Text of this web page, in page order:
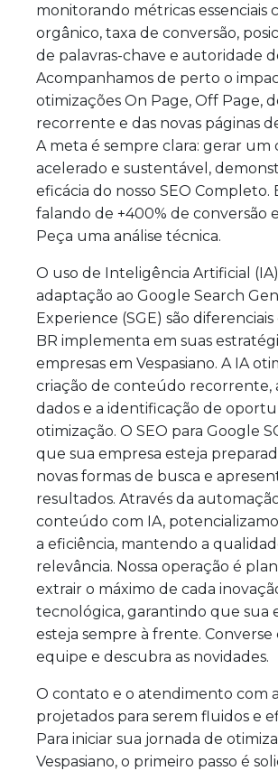
monitorando métricas essenciais
orgânico, taxa de conversão,
de palavras-chave e autoridade
Acompanhamos de perto o
otimizações On Page, Off Page,
recorrente e das novas páginas
A meta é sempre clara: gerar um
acelerado e sustentável,
eficácia do nosso SEO Completo.
falando de +400% de conversão
Peça uma análise técnica.
O uso de Inteligência Artificial
adaptação ao Google Search
Experience (SGE) são diferenciais
BR implementa em suas
empresas em Vespasiano. A IA
criação de conteúdo recorrente,
dados e a identificação de
otimização. O SEO para Google
que sua empresa esteja
novas formas de busca e
resultados. Através da
conteúdo com IA,
a eficiência, mantendo a
relevância. Nossa operação é
extrair o máximo de cada
tecnológica, garantindo que sua
esteja sempre à frente. Converse
equipe e descubra as novidades.
O contato e o atendimento com a
projetados para serem fluidos e
Para iniciar sua jornada de
Vespasiano, o primeiro passo é